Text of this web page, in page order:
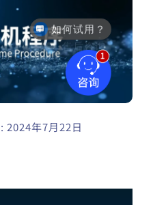
年7月22日
售后咨询